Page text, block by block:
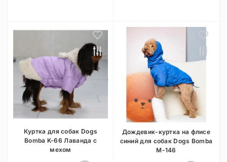
Куртка для собак Dogs
Bomba K-66 Лаванда с
мехом
Дождевик-куртка на флисе
синий для собак Dogs Bomba
M-146